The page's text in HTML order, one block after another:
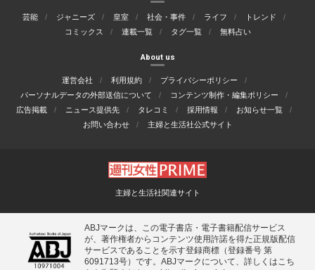
芸能 ジャニーズ 皇室 社会・事件 ライフ
トレンド
コミックス
連載一覧 タグ一覧 無料占い
About us
運営会社 利用規約
プライバシーポリシー
パーソナルデータの外部送信について
コンテンツ制作・編集ポリシー
広告掲載
ニュース提供先 タレコミ 採用情報
お知らせ一覧
お問い合わせ
主婦と生活社公式サイト
主婦と生活社関連サイト
ABJマークは、この電子書店・電子書籍配信サービス
が、著作権者からコンテンツ使用許諾を得た正規版配信
サービスであることを示す登録商標（登録番号 第
6091713号）です。ABJマークについて、詳しくはこち